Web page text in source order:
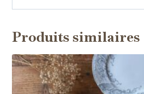
Produits similaires